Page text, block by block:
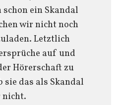
ein Skandal
wir nicht noch
Letztlich
auf und
Hörerschaft zu
sie das als Skandal
nicht.